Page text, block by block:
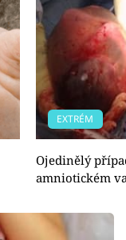
EXTRÉM
Ojedinělý
amniotickém